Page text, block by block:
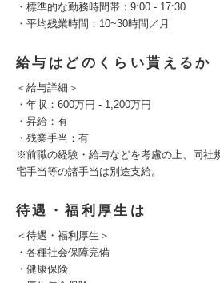
・標準的な勤務時間帯：9:00 - 17:30
・平均残業時間：10~30時間／月
給与はどのくらい貰えるか
＜給与詳細＞
・年収：600万円 - 1,200万円
・昇給：有
・残業手当：有
※前職の経験・給与などを考慮の上、同社
宅手当等の諸手当は別途支給。
待遇・福利厚生は
＜待遇・福利厚生＞
・各種社会保障完備
・健康保険